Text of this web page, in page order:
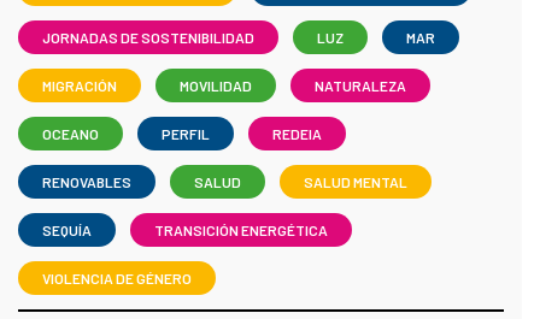
JORNADAS DE SOSTENIBILIDAD LUZ MAR
MIGRACIÓN MOVILIDAD NATURALEZA
OCEANO PERFIL REDEIA
RENOVABLES SALUD SALUD MENTAL
SEQUÍA TRANSICIÓN ENERGÉTICA
VIOLENCIA DE GÉNERO